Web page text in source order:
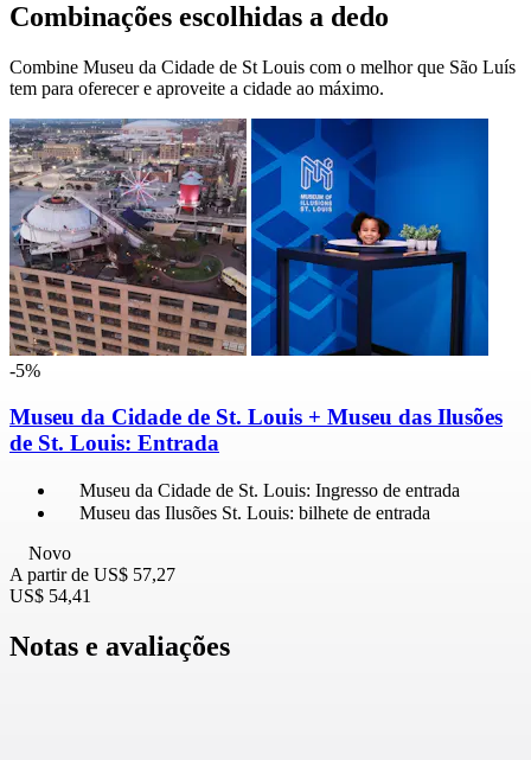
Combinações escolhidas a dedo
Combine Museu da Cidade de St Louis com o melhor que São Luís
tem para oferecer e aproveite a cidade ao máximo.
-5%
Museu da Cidade de St. Louis + Museu das Ilusões
de St. Louis: Entrada
Museu da Cidade de St. Louis: Ingresso de entrada
Museu das Ilusões St. Louis: bilhete de entrada
Novo
A partir de US$ 57,27
US$ 54,41
Notas e avaliações